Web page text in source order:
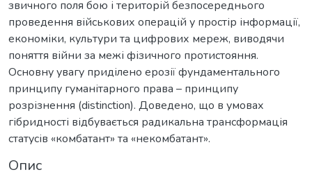
звичного поля бою і територій безпосереднього
проведення військових операцій у простір інформації,
економіки, культури та цифрових мереж, виводячи
поняття війни за межі фізичного протистояння.
Основну увагу приділено ерозії фундаментального
принципу гуманітарного права – принципу
розрізнення (distinction). Доведено, що в умовах
гібридності відбувається радикальна трансформація
статусів «комбатант» та «некомбатант».
Опис